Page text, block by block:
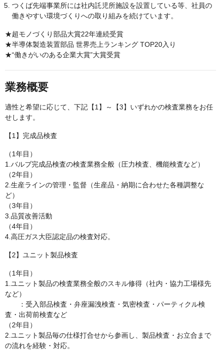
つくば先端事業所には社内託児所施設を設置している等、社員の
働きやすい環境づくりへの取り組みを続けています。
★超モノづくり部品大賞22年連続受賞
★半導体製造装置部品 世界売上ランキング TOP20入り
★“働きがいのある企業大賞”大賞受賞
業務概要
適性と希望に応じて、下記【1】～【3】いずれかの検査業務をお任
せします。
【1】完成品検査
（1年目）
1.バルブ完成品検査の検査業務全般（圧力検査、機能検査など）
（2年目）
2.生産ラインの管理・監督（生産品・納期に合わせた各種調整な
ど）
（3年目）
3.品質改善活動
（4年目）
4.高圧ガス大臣認定品の検査対応。
【2】ユニット製品検査
（1年目）
1.ユニット製品の検査業務全般のスキル修得（社内・協力工場様先
など）
：受入部品検査・弁座漏洩検査・気密検査・パーティクル検
査・出荷前検査など
（2年目）
2.ユニット製品毎の仕様打合せから参画し、製品検査・お立合まで
の流れを経験・対応。